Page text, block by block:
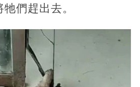
們趕出去。